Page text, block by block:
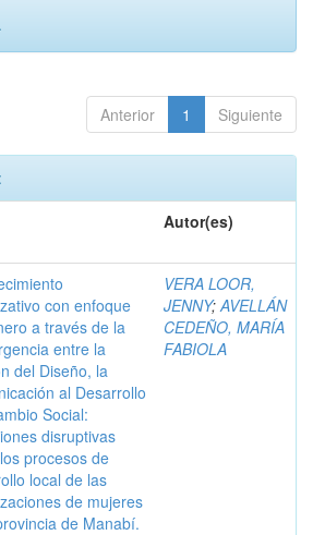
Anterior 1 Siguiente
Autor(es)
con enfoque
a través de la
entre la
del Diseño, la
al Desarrollo
Social:
disruptivas
procesos de
local de las
de mujeres
de Manabí.
VERA LOOR,
JENNY;AVELLÁN
CEDEÑO, MARÍA
FABIOLA